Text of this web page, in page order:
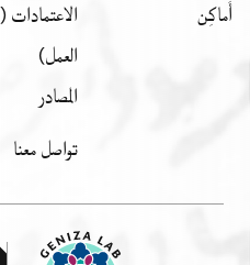
أَماكِن
الاعتمادات
العمل)
المصادر
تواصل معنا